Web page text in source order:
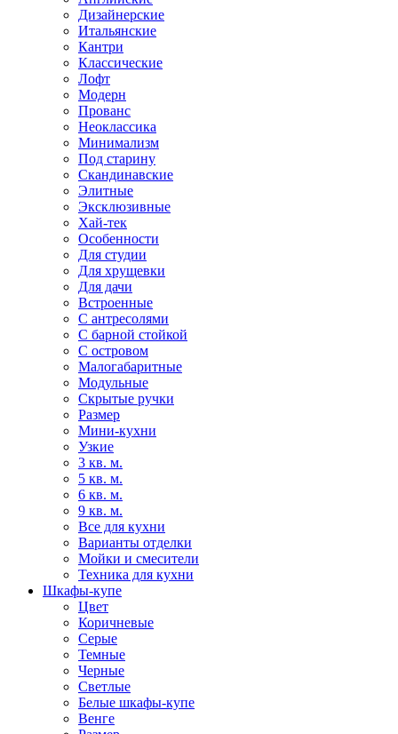
Дизайнерские
Итальянские
Кантри
Классические
Лофт
Модерн
Прованс
Неоклассика
Минимализм
Под старину
Скандинавские
Элитные
Эксклюзивные
Хай-тек
Особенности
Для студии
Для хрущевки
Для дачи
Встроенные
С антресолями
С барной стойкой
С островом
Малогабаритные
Модульные
Скрытые ручки
Размер
Мини-кухни
Узкие
3 кв. м.
5 кв. м.
6 кв. м.
9 кв. м.
Все для кухни
Варианты отделки
Мойки и смесители
Техника для кухни
Шкафы-купе
Цвет
Коричневые
Серые
Темные
Черные
Светлые
Белые шкафы-купе
Венге